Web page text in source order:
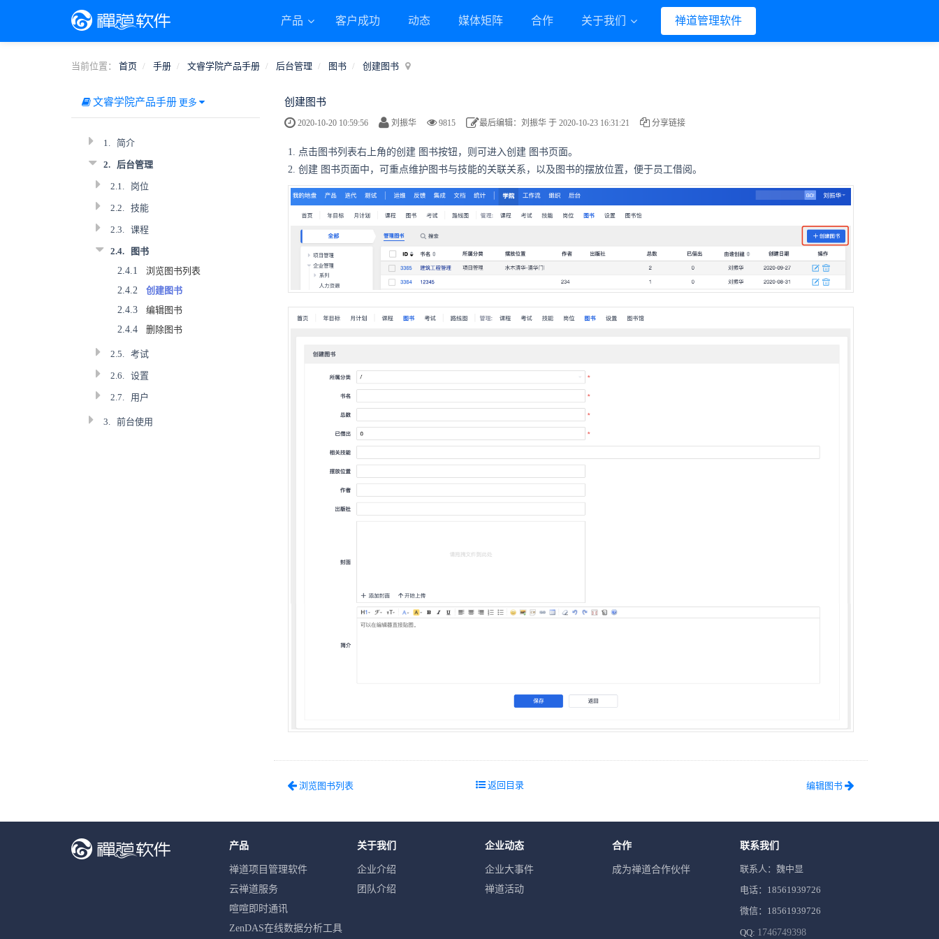
产品 客户成功 动态 媒体矩阵 合作 关于我们 禅道管理软件
当前位置： 首页 手册 文睿学院产品手册 后台管理 图书 创建图书
文睿学院产品手册 更多
1. 简介
2. 后台管理
2.1. 岗位
2.2. 技能
2.3. 课程
2.4.
图书
2.4.1
浏览图书列表
2.4.2
创建图书
2.4.3
编辑图书
2.4.4
删除图书
2.5. 考试
2.6. 设置
2.7. 用户
3. 前台使用
创建图书
2020-10-20 10:59:56 刘振华 9815 最后编辑：刘振华 于 2020-10-23 16:31:21 分享链接
1. 点击图书列表右上角的创建 图书按钮，则可进入创建 图书页面。
2. 创建 图书页面中，可重点维护图书与技能的关联关系，以及图书的摆放位置，便于员工借阅。
浏览图书列表 返回目录 编辑图书
产品
禅道项目管理软件
云禅道服务
喧喧即时通讯
ZenDAS在线数据分析工具
关于我们
企业介绍
团队介绍
企业动态
企业大事件
禅道活动
合作
成为禅道合作伙伴
联系我们
联系人：魏中显
电话：18561939726
微信：18561939726
QQ: 1746749398